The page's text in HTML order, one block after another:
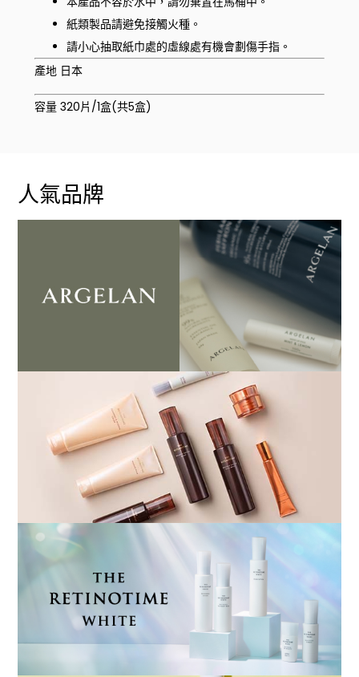
紙類製品請避免接觸火種。
請小心抽取紙巾處的虛線處有機會劃傷手指。
產地 日本
容量 320片/1盒(共5盒)
人氣品牌